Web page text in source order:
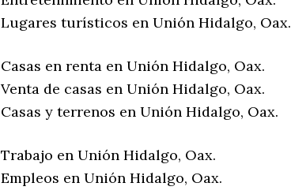
Lugares turísticos en Unión Hidalgo, Oax.
Casas en renta en Unión Hidalgo, Oax.
Venta de casas en Unión Hidalgo, Oax.
Casas y terrenos en Unión Hidalgo, Oax.
Trabajo en Unión Hidalgo, Oax.
Empleos en Unión Hidalgo, Oax.